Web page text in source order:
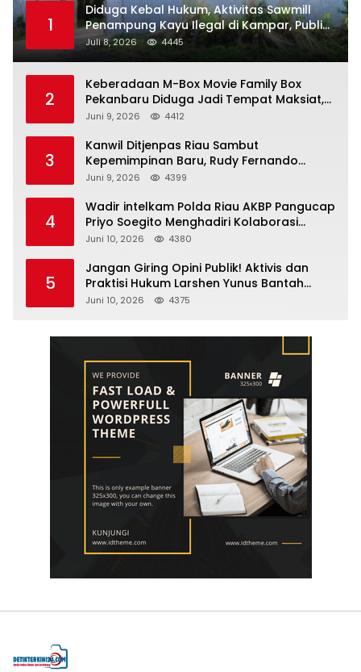
1
Diduga Kebal Hukum, Aktivitas Sawmill
Penampung Kayu Ilegal di Kampar, Publik
Soroti Komitmen Penegakan Hukum Polres
Kampar
Juli 8, 2026 4445
2
Keberadaan M-Box Movie Family Box
Pekanbaru Diduga Jadi Tempat Maksiat,
Warga Resah Minta Pemerintah Lakukan
Juni 9, 2026 4412
3
Kanwil Ditjenpas Riau Sambut
Kepemimpinan Baru, Rudy Fernando
Sianturi Resmi Menjabat Kakanwil
Juni 9, 2026 4399
4
Wadir intelkam Polda Riau AKBP Pangucap
Priyo Soegito Menghadiri Kolaborasi
Selamatkan Lingkungan Cegah Karhutla
Juni 10, 2026 4380
5
Jangan Giring Opini Publik! Aktivis dan
Praktisi Hukum Larshen Yunus Bantah
Tuduhan Soal Gelar Profesor Sufmi Dasco
Juni 10, 2026 4375